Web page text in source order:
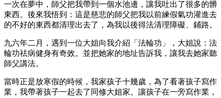
一次在夢中，師父把我帶到一個水池邊，讓我吐出了很多的髒
東西。後來我悟到：這是慈悲的師父把我以前練假氣功灌進去
的不好的東西都清理出去了，為我以後得法清理障礙、鋪路。
九六年二月，遇到一位大姐向我介紹「法輪功」，大姐說：法
輪功祛病健身有奇效。並把她家的地址告訴我，讓我去她家聽
師父講法。
當時正是放寒假的時候，我家孩子十幾歲，為了看著孩子寫作
業，我帶著孩子一起去了同修大姐家。讓孩子在一旁寫作業，